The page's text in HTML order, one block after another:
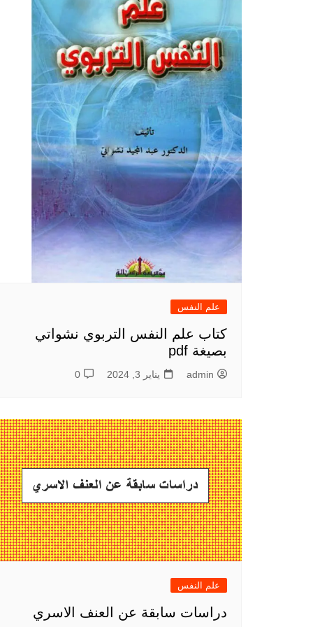
علم النفس
كتاب علم النفس التربوي نشواتي
بصيغة pdf
admin يناير 3, 2024 0
علم النفس
دراسات سابقة عن العنف الاسري